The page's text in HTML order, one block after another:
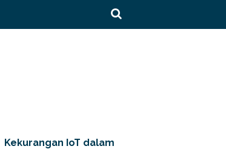
Kekurangan IoT dalam